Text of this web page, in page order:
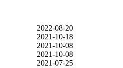
2022-08-20
2021-10-18
2021-10-08
2021-10-08
2021-07-25